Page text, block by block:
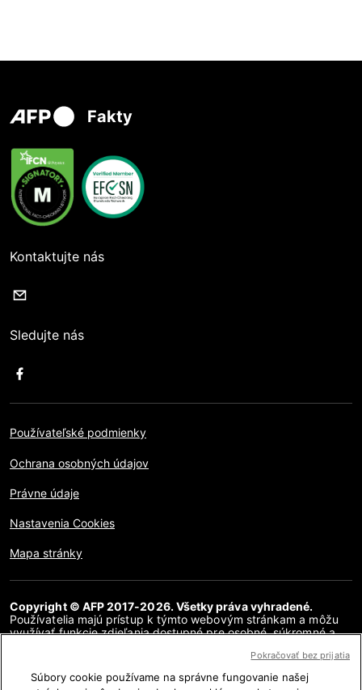
Fakty
Kontaktujte nás
Sledujte nás
Používateľské podmienky
Ochrana osobných údajov
Právne údaje
Nastavenia Cookies
Mapa stránky
Copyright © AFP 2017-2026. Všetky práva vyhradené.
Používatelia majú prístup k týmto webovým stránkam a môžu
využívať funkcie zdieľania dostupné pre osobné, súkromné a
reprodukcia, komunikácia pre verejnosť alebo distribúcia
obsahu tejto webovej stránky, či už v celku alebo čiastočne, na
akékoľvek iné účely a/alebo akýmkoľvek iným spôsobom, bez
Súbory cookie používame na správne fungovanie našej
Pokračovať bez prijatia